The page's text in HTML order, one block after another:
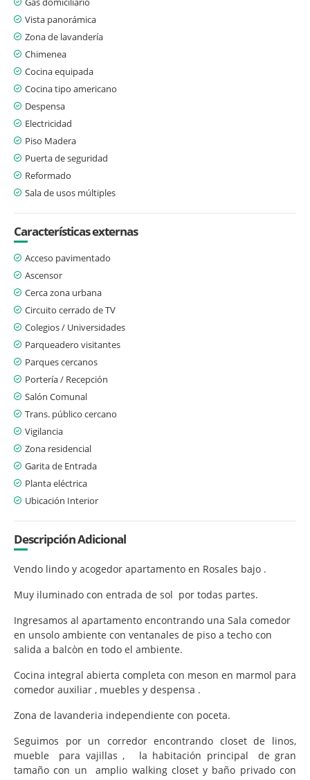
Vista panorámica
Zona de lavandería
Chimenea
Cocina equipada
Cocina tipo americano
Despensa
Electricidad
Piso Madera
Puerta de seguridad
Reformado
Sala de usos múltiples
Características externas
Acceso pavimentado
Ascensor
Cerca zona urbana
Circuito cerrado de TV
Colegios / Universidades
Parqueadero visitantes
Parques cercanos
Portería / Recepción
Salón Comunal
Trans. público cercano
Vigilancia
Zona residencial
Garita de Entrada
Planta eléctrica
Ubicación Interior
Descripción Adicional
Vendo lindo y acogedor apartamento en Rosales bajo .
Muy iluminado con entrada de sol por todas partes.
Ingresamos al apartamento encontrando una Sala comedor
en unsolo ambiente con ventanales de piso a techo con
salida a balcòn en todo el ambiente.
Cocina integral abierta completa con meson en marmol para
comedor auxiliar , muebles y despensa .
Zona de lavanderia independiente con poceta.
Seguimos por un corredor encontrando closet de linos,
mueble para vajillas , la habitación principal de gran
tamaño con un amplio walking closet y baño privado con